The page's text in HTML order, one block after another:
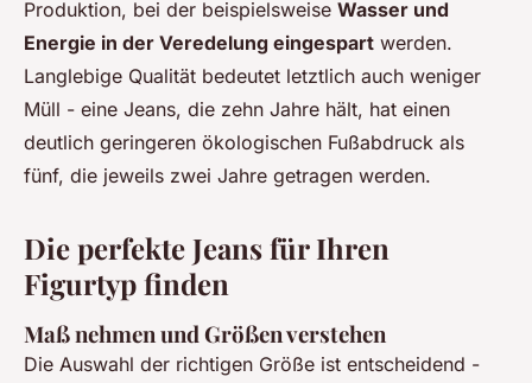
Produktion, bei der beispielsweise Wasser und
Energie in der Veredelung eingespart werden.
Langlebige Qualität bedeutet letztlich auch weniger
Müll - eine Jeans, die zehn Jahre hält, hat einen
deutlich geringeren ökologischen Fußabdruck als
fünf, die jeweils zwei Jahre getragen werden.
Die perfekte Jeans für Ihren
Figurtyp finden
Maß nehmen und Größen verstehen
Die Auswahl der richtigen Größe ist entscheidend -